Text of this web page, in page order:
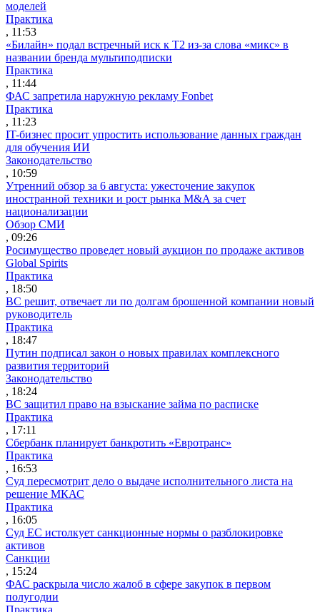
моделей
Практика
, 11:53
«Билайн» подал встречный иск к Т2 из-за слова «микс» в
названии бренда мультиподписки
Практика
, 11:44
ФАС запретила наружную рекламу Fonbet
Практика
, 11:23
IT-бизнес просит упростить использование данных граждан
для обучения ИИ
Законодательство
, 10:59
Утренний обзор за 6 августа: ужесточение закупок
иностранной техники и рост рынка M&A за счет
национализации
Обзор СМИ
, 09:26
Росимущество проведет новый аукцион по продаже активов
Global Spirits
Практика
, 18:50
ВС решит, отвечает ли по долгам брошенной компании новый
руководитель
Практика
, 18:47
Путин подписал закон о новых правилах комплексного
развития территорий
Законодательство
, 18:24
ВС защитил право на взыскание займа по расписке
Практика
, 17:11
Сбербанк планирует банкротить «Евротранс»
Практика
, 16:53
Суд пересмотрит дело о выдаче исполнительного листа на
решение МКАС
Практика
, 16:05
Суд ЕС истолкует санкционные нормы о разблокировке
активов
Санкции
, 15:24
ФАС раскрыла число жалоб в сфере закупок в первом
полугодии
Практика